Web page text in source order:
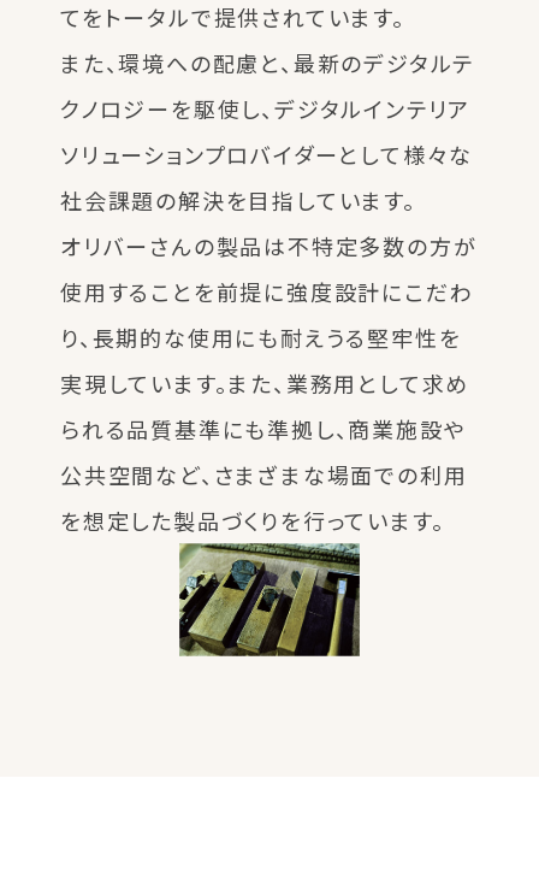
てをトータルで提供されています。
また、環境への配慮と、最新のデジタルテ
クノロジーを駆使し、デジタルインテリア
ソリューションプロバイダーとして様々な
社会課題の解決を目指しています。
オリバーさんの製品は不特定多数の方が
使用することを前提に強度設計にこだわ
り、長期的な使用にも耐えうる堅牢性を
実現しています。また、業務用として求め
られる品質基準にも準拠し、商業施設や
公共空間など、さまざまな場面での利用
を想定した製品づくりを行っています。